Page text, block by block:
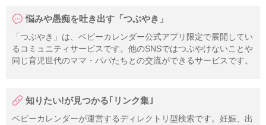
悩みや愚痴を吐き出す「つぶやき」
「つぶやき」は、ベビーカレンダー公式アプリ限定で展開してい
るコミュニティサービスです。他のSNSではつぶやけないことや
同じ育児世代のママ・パパたちとの交流ができるサービスです。
知りたい!が見つかる｢リンク集｣
ベビーカレンダーが運営するディレクトリ型検索です。妊娠、出